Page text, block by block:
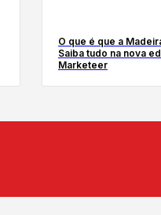
O que é que a
Saiba tudo na nova
Marketeer